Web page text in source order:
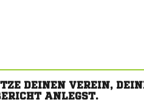
DEINEN VEREIN,
ANLEGST.